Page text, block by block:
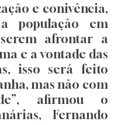
e conivência,
população em
afrontar a
e a vontade das
isso será feito
mas não com
afirmou o
Fernando